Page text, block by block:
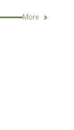
More